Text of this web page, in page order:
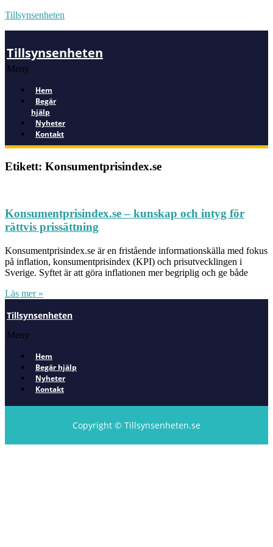
Tillsynsenheten
Tillsynsenheten
Meny
Hem
Begär
hjälp
Nyheter
Kontakt
Etikett: Konsumentprisindex.se
Konsumentprisindex.se – kunskap och intyg för
rättvis prissättning
Konsumentprisindex.se är en fristående informationskälla med fokus
på inflation, konsumentprisindex (KPI) och prisutvecklingen i
Sverige. Syftet är att göra inflationen mer begriplig och ge både
Läs mer »
Tillsynsenheten
Meny
Hem
Begär hjälp
Nyheter
Kontakt
Copyright © Tillsynsenheten.se